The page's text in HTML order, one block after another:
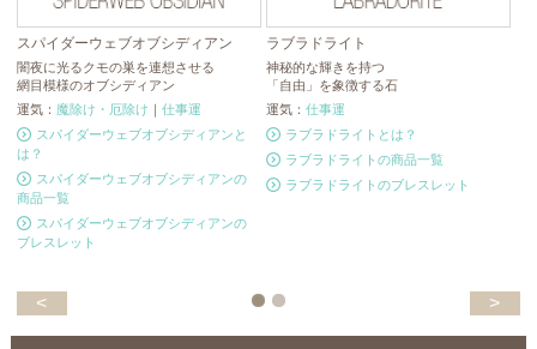
スパイダーウェブオブシディアン
闇夜に光るクモの巣を連想させる
網目模様のオブシディアン
運気： 魔除け・厄除け ｜ 仕事運
スパイダーウェブオブシディアンと
は？
スパイダーウェブオブシディアンの
商品一覧
スパイダーウェブオブシディアンの
ブレスレット
ラブラドライト
神秘的な輝きを持つ
「自由」を象徴する石
運気：仕事運
ラブラドライトとは？
ラブラドライトの商品一覧
ラブラドライトのブレスレット
< >